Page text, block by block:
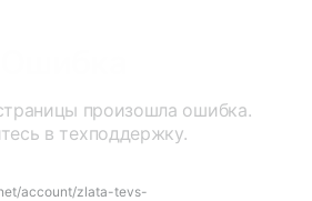
произошла ошибка.
в техподдержку.
account/zlata-tevs-